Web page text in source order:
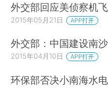
外交部回应美侦察机
2015年05月21日 APP打开
外交部：中国建设南
2015年04月10日 APP打开
环保部否决小南海水